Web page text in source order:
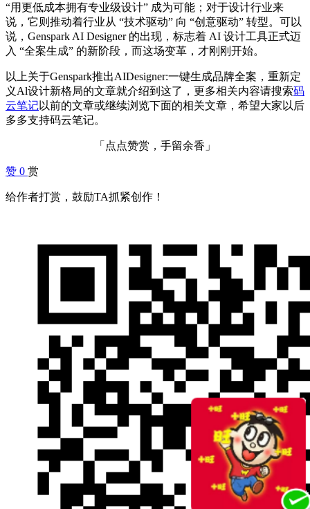
“用更低成本拥有专业级设计” 成为可能；对于设计行业来
说，它则推动着行业从 “技术驱动” 向 “创意驱动” 转型。可以
说，Genspark AI Designer 的出现，标志着 AI 设计工具正式迈
入 “全案生成” 的新阶段，而这场变革，才刚刚开始。
以上关于Genspark推出AIDesigner:一键生成品牌全案，重新定
义Al设计新格局的文章就介绍到这了，更多相关内容请搜索码
云笔记以前的文章或继续浏览下面的相关文章，希望大家以后
多多支持码云笔记。
「点点赞赏，手留余香」
赞 0 赏
给作者打赏，鼓励TA抓紧创作！